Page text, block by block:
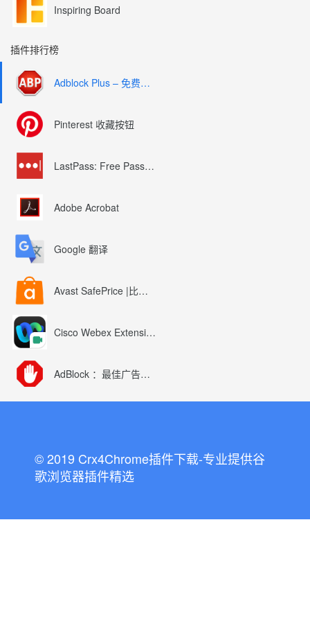
Inspiring Board
插件排行榜
Adblock Plus – 免费的广告拦截器
Pinterest 收藏按钮
LastPass: Free Password Manager
Adobe Acrobat
Google 翻译
Avast SafePrice |比较、交易、优惠券
Cisco Webex Extension
AdBlock ：最佳广告拦截工具
© 2019 Crx4Chrome插件下载-专业提供谷
歌浏览器插件精选